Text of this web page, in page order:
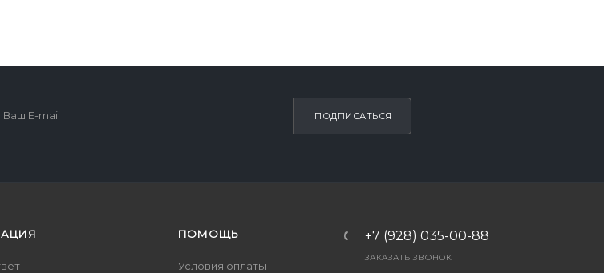
ПОДПИСАТЬСЯ
ПОМОЩЬ
Условия оплаты
+7 (928) 035-00-88
ЗАКАЗАТЬ ЗВОНОК